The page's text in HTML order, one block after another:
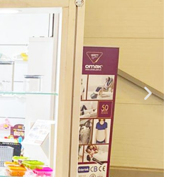
Omak Portföyüne Yeni Bir İş
Ortağı Ve Satış Noktası
Ekledi
Haber 1 Nisan 2022